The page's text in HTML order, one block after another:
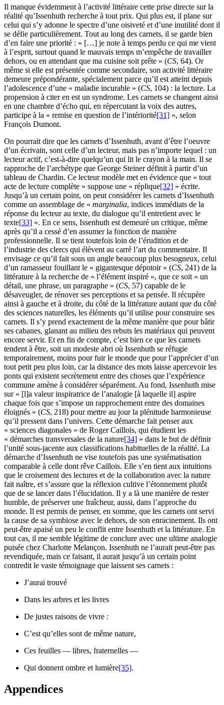
Il manque évidemment à l’activité littéraire cette prise directe sur la
réalité qu’Issenhuth recherche à tout prix. Qui plus est, il plane sur
celui qui s’y adonne le spectre d’une oisiveté et d’une inutilité dont il
se défie particulièrement. Tout au long des carnets, il se garde bien
d’en faire une priorité : « […] je note à temps perdu ce qui me vient
à l’esprit, surtout quand le mauvais temps m’empêche de travailler
dehors, ou en attendant que ma cuisine soit prête » (CS, 64). Or
même si elle est présentée comme secondaire, son activité littéraire
demeure prépondérante, spécialement parce qu’il est atteint depuis
l’adolescence d’une « maladie incurable » (CS, 104) : la lecture. La
propension à citer en est un syndrome. Les carnets se changent ainsi
en une chambre d’écho qui, en répercutant la voix des autres,
participe à la « remise en question de l’intériorité[31] », selon
François Dumont.
On pourrait dire que les carnets d’Issenhuth, avant d’être l’oeuvre
d’un écrivain, sont celle d’un lecteur, mais pas n’importe lequel : un
lecteur actif, c’est-à-dire quelqu’un qui lit le crayon à la main. Il se
rapproche de l’archétype que George Steiner définit à partir d’un
tableau de Chardin. Ce lecteur modèle met en évidence que « tout
acte de lecture complète » suppose une « réplique[32] » écrite.
Jusqu’à un certain point, on peut considérer les carnets d’Issenhuth
comme un assemblage de « marginalia, indices immédiats de la
réponse du lecteur au texte, du dialogue qu’il entretient avec le
texte[33] ». En ce sens, Issenhuth est demeuré un critique, même
après qu’il a cessé d’en assumer la fonction de manière
professionnelle. Il se tient toutefois loin de l’érudition et de
l’industrie des clercs qui élèvent au carré l’art du commentaire. Il
envisage ce qu’il fait sous un angle beaucoup plus besogneux, celui
d’un ramasseur fouillant le « gigantesque dépotoir » (CS, 241) de la
littérature à la recherche de « l’élément inspiré », que ce soit « un
détail, une phrase, un paragraphe » (CS, 57) capable de le
désaveugler, de rénover ses perceptions et sa pensée. Il récupère
ainsi à gauche et à droite, du côté de la littérature autant que du côté
des sciences naturelles, les éléments qu’il utilise pour construire ses
carnets. Il s’y prend exactement de la même manière que pour bâtir
ses cabanes, glanant au milieu des rebuts les matériaux qui peuvent
encore servir. Et en fin de compte, c’est bien ce que les carnets
tendent à être, soit un modeste abri où Issenhuth se réfugie
temporairement, moins pour fuir le monde que pour l’apprécier d’un
tout petit peu plus loin, car la distance des mots laisse apercevoir les
ponts qui existent secrètement entre des choses que l’expérience
commune amène à considérer séparément. Au fond, Issenhuth mise
sur « [l]a valeur inspiratrice de l’analogie [à laquelle il] aspire
chaque fois que s’impose un rapprochement entre des domaines
éloignés » (CS, 218) pour mettre au jour la plénitude harmonieuse
qu’il pressent dans l’univers. Cette démarche fait penser aux
« sciences diagonales » de Roger Caillois, qui étudient les
« démarches transversales de la nature[34] » dans le but de définir
l’unité sous-jacente aux classifications habituelles de la réalité. La
démarche d’Issenhuth ne vise toutefois pas une systématisation
comparable à celle dont rêve Caillois. Elle s’en tient aux intuitions
que le croisement des lectures et de la collaboration avec la nature
fait naître, et s’assure que la réflexion cultive l’étonnement plutôt
que de se lancer dans l’élucidation. Il y a là une manière de rester
humble, de préserver une fraîcheur, aussi, dans l’approche du
monde. Il est permis de penser, en somme, que les carnets ont servi
la cause de sa symbiose avec le dehors, de son enracinement. Ils ont
peut-être apaisé un peu le conflit entre Issenhuth et la littérature. En
tout cas, il me semble légitime de conclure avec une ultime analogie
puisée chez Charlotte Melançon. Issenhuth ne l’aurait peut-être pas
revendiquée, mais ce faisant, il aurait jusqu’à un certain point
contredit le vaste témoignage que laissent ses carnets :
J’aurai trouvé
Dans les arbres et les livres
De justes raisons de vivre :
C’est qu’elles sont de même nature,
Ces feuilles — libres, fraternelles —
Qui donnent ombre et lumière[35].
Appendices